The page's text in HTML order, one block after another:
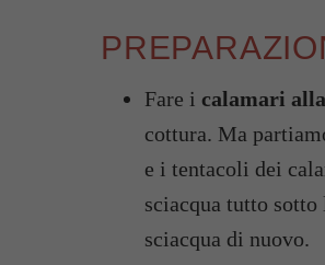
Fare i calamari
cottura. Ma
e i tentacoli dei
sciacqua tutto
sciacqua di nuovo.